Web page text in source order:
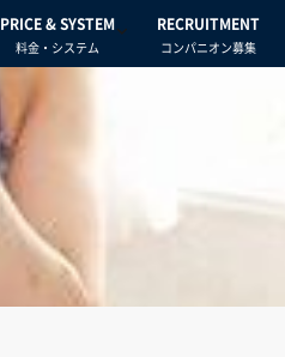
PRICE & SYSTEM
料金・システム
RECRUITMENT
コンパニオン募集